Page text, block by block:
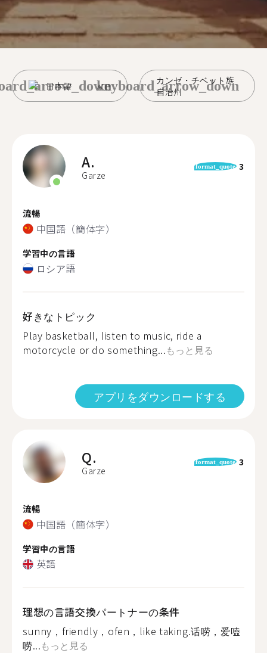
日本語
カンゼ・チベット族
自治州
keyboard_arrow_down
A.
Garze
format_quote 3
流暢
中国語（簡体字）
学習中の言語
ロシア語
好きなトピック
Play basketball, listen to music, ride a
motorcycle or do something...もっと見る
アプリをダウンロードする
Q.
Garze
format_quote 3
流暢
中国語（簡体字）
学習中の言語
英語
理想の言語交換パートナーの条件
sunny，friendly，ofen，like taking.话唠，爱嗑
唠...もっと見る